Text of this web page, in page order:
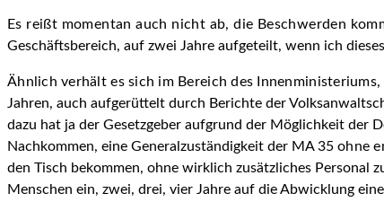
Es reißt momentan auch nicht ab, die Beschwerden
Geschäftsbereich, auf zwei Jahre aufgeteilt, wenn ich
Ähnlich verhält es sich im Bereich des Innenministeriums,
Jahren, auch aufgerüttelt durch Berichte der
dazu hat ja der Gesetzgeber aufgrund der Möglichkeit der
Nachkommen, eine Generalzuständigkeit der MA 35 ohne
den Tisch bekommen, ohne wirklich zusätzliches Personal
Menschen ein, zwei, drei, vier Jahre auf die Abwicklung